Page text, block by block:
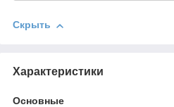
Скрыть
Характеристики
Основные